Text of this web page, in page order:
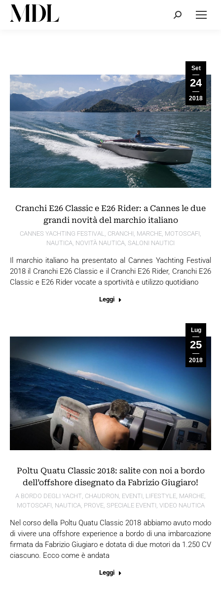
Cerca:
Set
24
2018
Cranchi E26 Classic e E26 Rider: a Cannes le due
grandi novità del marchio italiano
CANNES YACHTING FESTIVAL, CRANCHI, MARCHE, MOTOSCAFI,
NAUTICA, NOVITÀ NAUTICA, SALONI NAUTICI
Il marchio italiano ha presentato al Cannes Yachting Festival
2018 il Cranchi E26 Classic e il Cranchi E26 Rider, Cranchi E26
Classic e E26 Rider vocate a sportività e utilizzo quotidiano
Leggi
Lug
25
2018
Poltu Quatu Classic 2018: salite con noi a bordo
dell’offshore disegnato da Fabrizio Giugiaro!
A BORDO DEGLI YACHT CHAUDRON EVENTI LIFESTYLE MARCHE
MOTOSCAFI NAUTICA, PROVE, SPECIALE EVENTI VIDEO NAUTICA
Nel corso della Poltu Quatu Classic 2018 abbiamo avuto modo
di vivere una offshore experience a bordo di una imbarcazione
firmata da Fabrizio Giugiaro e dotata di due motori da 1.250 CV
ciascuno. Ecco come è andata
Leggi